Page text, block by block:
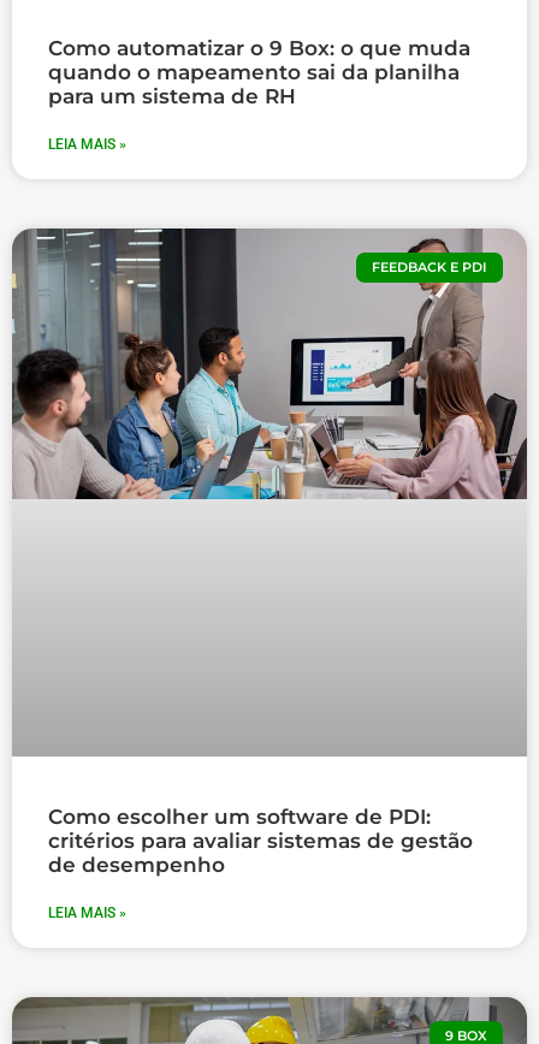
Como automatizar o 9 Box: o que muda
quando o mapeamento sai da planilha
para um sistema de RH
LEIA MAIS »
FEEDBACK E PDI
Como escolher um software de PDI:
critérios para avaliar sistemas de gestão
de desempenho
LEIA MAIS »
9 BOX